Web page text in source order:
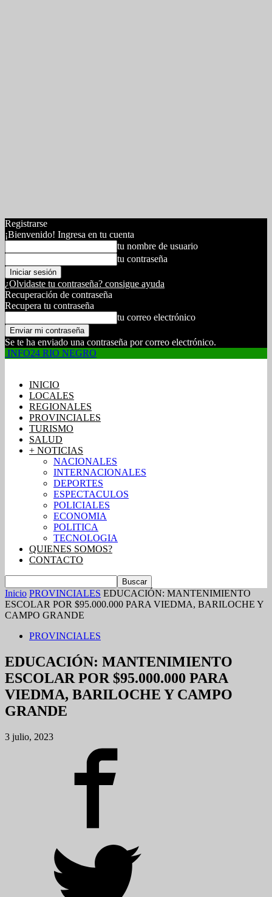
Registrarse
¡Bienvenido! Ingresa en tu cuenta
tu nombre de usuario
tu contraseña
¿Olvidaste tu contraseña? consigue ayuda
Recuperación de contraseña
Recupera tu contraseña
tu correo electrónico
Se te ha enviado una contraseña por correo electrónico.
INFO24 RIO NEGRO
INICIO
LOCALES
REGIONALES
PROVINCIALES
TURISMO
SALUD
+ NOTICIAS
NACIONALES
INTERNACIONALES
DEPORTES
ESPECTACULOS
POLICIALES
ECONOMIA
POLITICA
TECNOLOGIA
QUIENES SOMOS?
CONTACTO
Inicio PROVINCIALES EDUCACIÓN: MANTENIMIENTO
ESCOLAR POR $95.000.000 PARA VIEDMA, BARILOCHE Y
CAMPO GRANDE
PROVINCIALES
EDUCACIÓN: MANTENIMIENTO
ESCOLAR POR $95.000.000 PARA
VIEDMA, BARILOCHE Y CAMPO
GRANDE
3 julio, 2023